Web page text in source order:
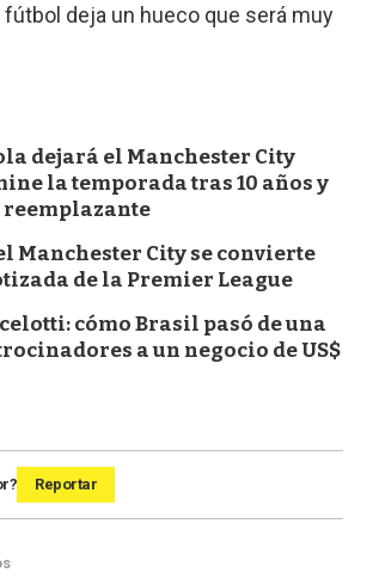
deja un hueco que será muy
dejará el Manchester City
la temporada tras 10 años y
reemplazante
Manchester City se convierte
de la Premier League
cómo Brasil pasó de una
a un negocio de US$
Reportar